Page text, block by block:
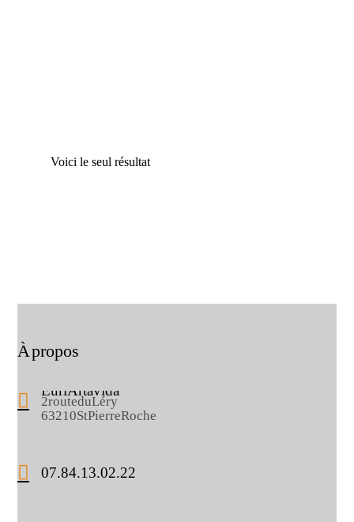
Voici le seul résultat
À propos
Eurl Artavida
2 route du Léry
63210 St Pierre Roche
07.84.13.02.22